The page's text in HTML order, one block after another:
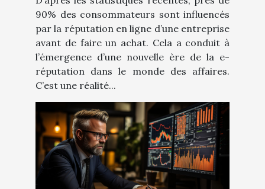
90% des consommateurs sont influencés
par la réputation en ligne d’une entreprise
avant de faire un achat. Cela a conduit à
l’émergence d’une nouvelle ère de la e-
réputation dans le monde des affaires.
C’est une réalité...